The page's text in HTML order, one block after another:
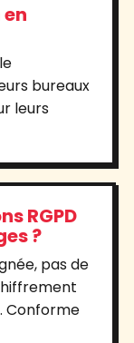
bureaux
leurs
RGPD
?
pas de
Conforme